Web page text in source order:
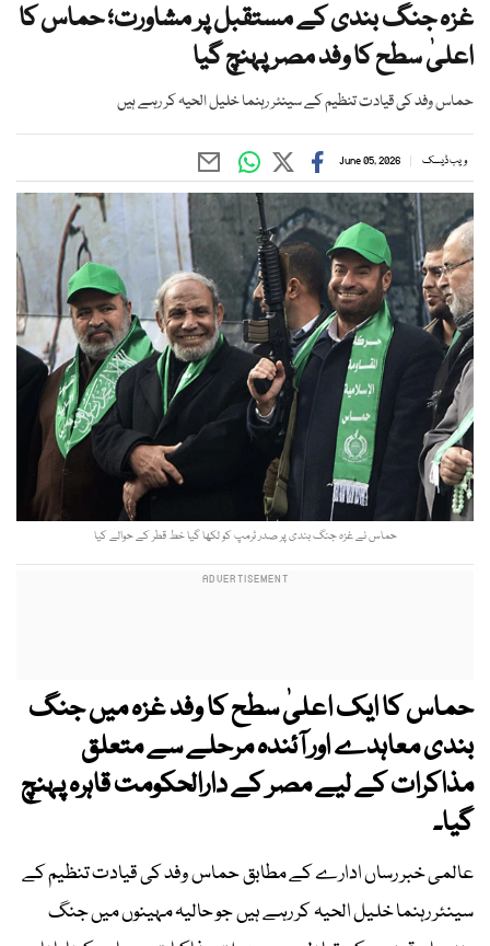
غزہ جنگ بندی کے مستقبل پر مشاورت؛ حماس کا
اعلیٰ سطح کا وفد مصر پہنچ گیا
حماس وفد کی قیادت تنظیم کے سینئر رہنما خلیل الحیہ کر رہے ہیں
ویب ڈیسک June 05, 2026
حماس نے غزہ جنگ بندی پر صدر ٹرمپ کو لکھا گیا خط قطر کے حوالے کیا
حماس کا ایک اعلیٰ سطح کا وفد غزہ میں جنگ
بندی معاہدے اور آئندہ مرحلے سے متعلق
مذاکرات کے لیے مصر کے دارالحکومت قاہرہ پہنچ
گیا۔
عالمی خبر رساں ادارے کے مطابق حماس وفد کی قیادت تنظیم کے
سینئر رہنما خلیل الحیہ کر رہے ہیں جو حالیہ مہینوں میں جنگ